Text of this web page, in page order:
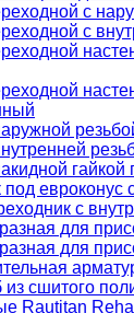
с
с
евроконус
с
для
для
из сшитого
Rautitan